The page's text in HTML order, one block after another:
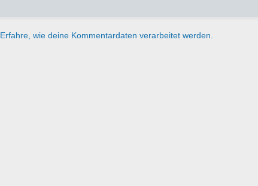
Erfahre, wie deine Kommentardaten verarbeitet werden.